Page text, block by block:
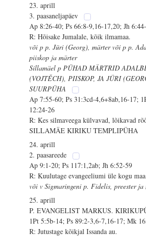
23. aprill
3. paasaneljapäev
Ap 8:26-40; Ps 66:8-9,16-17,20; Jh
R: Hõisake Jumalale, kõik ilmamaa.
või p p. Jüri (Georg), märter või p p.
piiskop ja märter
Sillamäel p PÜHAD MÄRTRID
(VOJTĚCH), PIISKOP, JA JÜRI
SUURPÜHA
Ap 7:55-60; Ps 31:3cd-4,6+8ab,16-17;
12:24-26
R: Kes silmaveega külvavad, lõikavad
SILLAMÄE KIRIKU TEMPLIPÜHA
24. aprill
2. paasareede
Ap 9:1-20; Ps 117:1,2ab; Jh 6:52-59
R: Kuulutage evangeeliumi üle kogu
või v Sigmaringeni p. Fidelis, preester ja
25. aprill
P. EVANGELIST MARKUS.
1Pt 5:5b-14; Ps 89:2-3,6-7,16-17; Mk
R: Jutustage kõikjal Issanda au.